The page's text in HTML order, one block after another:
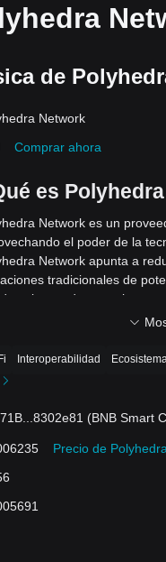
de
Network
Comprar ahora
es
Network es un
el poder de la
Network apunta a
tradicionales de
innovadoras se hagan
de una suite de
rápida, asequible y
sobre estos
con datos y
de la oferta de
de la confianza de
Interoperabilidad
8302e81 (BNB Smart
Precio de